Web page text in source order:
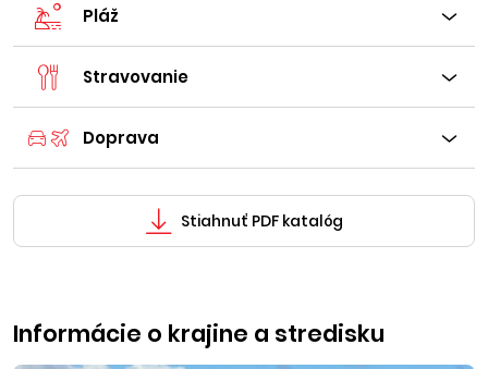
Pláž
Stravovanie
Doprava
Stiahnuť PDF katalóg
Informácie o krajine a stredisku